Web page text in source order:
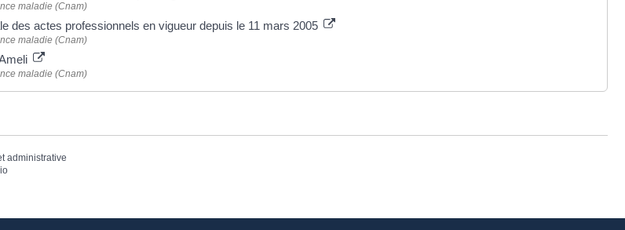
maladie (Cnam)
des actes professionnels en vigueur depuis le 11 mars 2005
maladie (Cnam)
maladie (Cnam)
administrative